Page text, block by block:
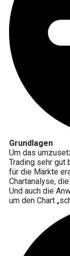
Grundlagen
Um das
Trading sehr gut
für die Märkte
Chartanalyse,
Und auch die
um den Chart